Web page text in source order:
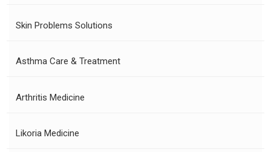
Skin Problems Solutions
Asthma Care & Treatment
Arthritis Medicine
Likoria Medicine